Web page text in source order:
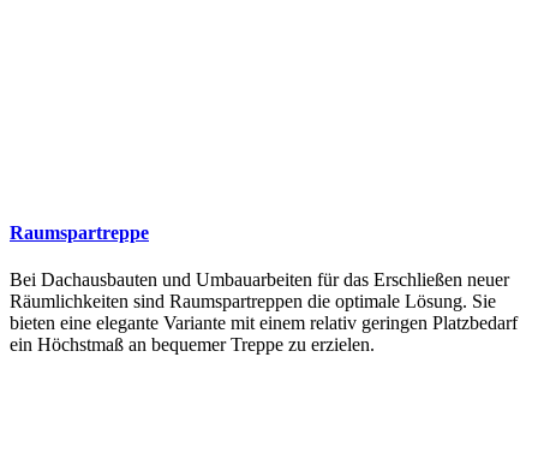
Raumspartreppe
Bei Dachausbauten und Umbauarbeiten für das Erschließen neuer
Räumlichkeiten sind Raumspartreppen die optimale Lösung. Sie
bieten eine elegante Variante mit einem relativ geringen Platzbedarf
ein Höchstmaß an bequemer Treppe zu erzielen.